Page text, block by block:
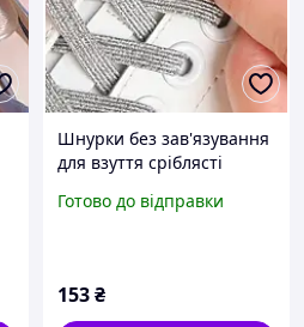
Шнурки без зав'язування
для взуття сріблясті
Готово до відправки
153₴